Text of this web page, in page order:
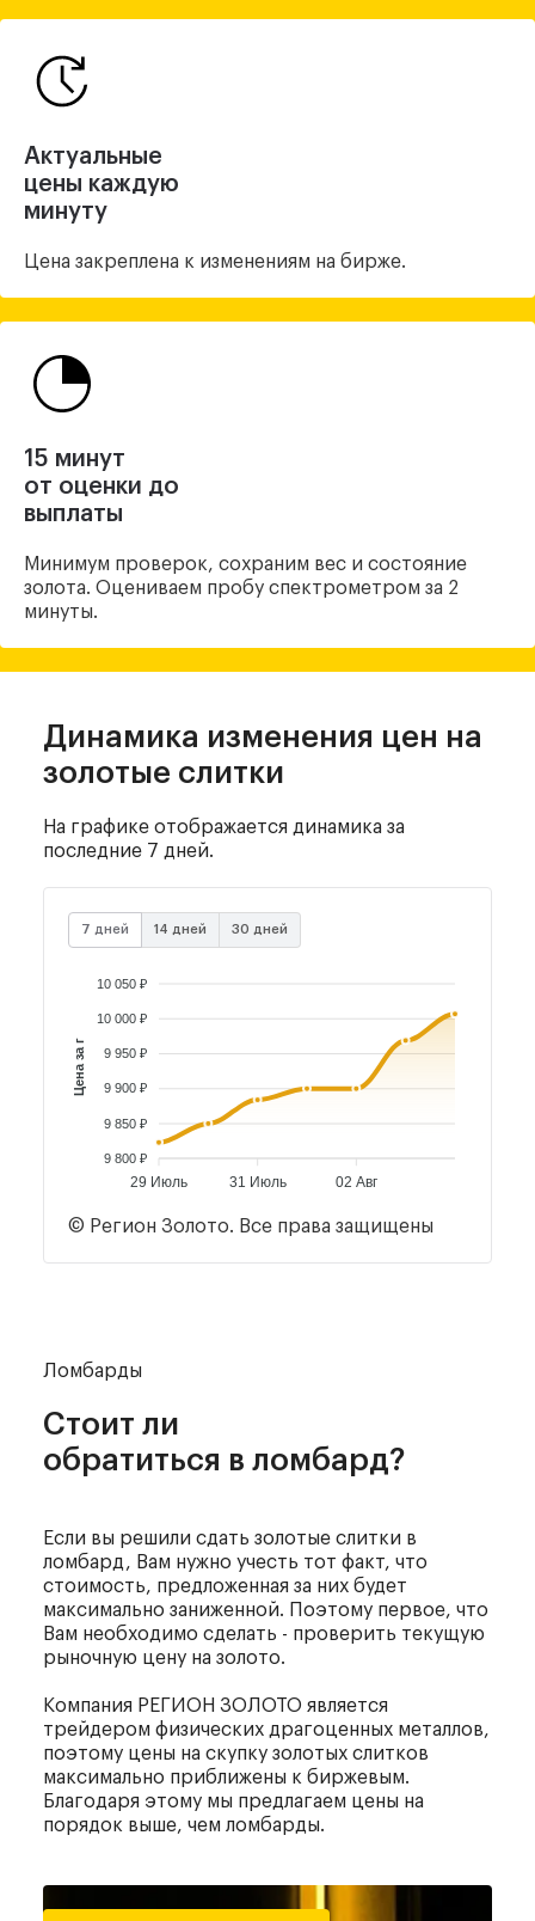
Актуальные
цены каждую
минуту
Цена закреплена к изменениям на бирже.
15 минут
от оценки до
выплаты
Минимум проверок, сохраним вес и состояние
золота. Оцениваем пробу спектрометром за 2
минуты.
Динамика изменения цен на
золотые слитки
На графике отображается динамика за
последние 7 дней.
7 дней 14 дней 30 дней
10 050 ₽
10 000 ₽
9 950 ₽
9 900 ₽
9 850 ₽
9 800 ₽
Цена за г
29 Июль 31 Июль 02 Авг
© Регион Золото. Все права защищены
Ломбарды
Стоит ли
обратиться в ломбард?
Если вы решили сдать золотые слитки в
ломбард, Вам нужно учесть тот факт, что
стоимость, предложенная за них будет
максимально заниженной. Поэтому первое, что
Вам необходимо сделать - проверить текущую
рыночную цену на золото.
Компания РЕГИОН ЗОЛОТО является
трейдером физических драгоценных металлов,
поэтому цены на скупку золотых слитков
максимально приближены к биржевым.
Благодаря этому мы предлагаем цены на
порядок выше, чем ломбарды.